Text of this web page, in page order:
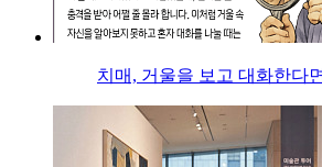
치매, 거울을 보고 대화한다